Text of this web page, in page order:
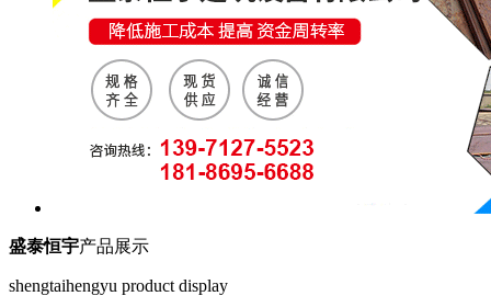
盛泰恒宇产品展示
shengtaihengyu product display